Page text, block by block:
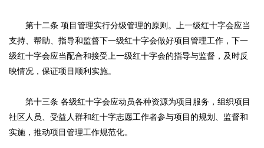
第十二条 项目管理实行分级管理的原则。上一级红十字会应当
支持、帮助、指导和监督下一级红十字会做好项目管理工作，下一
级红十字会应当配合和接受上一级红十字会的指导与监督，及时反
映情况，保证项目顺利实施。
第十三条 各级红十字会应动员各种资源为项目服务，组织项目
社区人员、受益人群和红十字志愿工作者参与项目的规划、监督和
实施，推动项目管理工作规范化。